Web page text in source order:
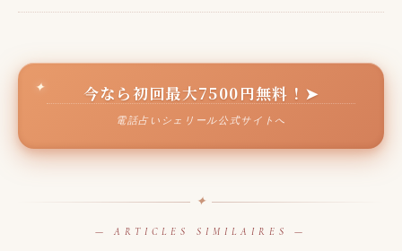
今なら初回最大7500円無料！➤
電話占いシェリール公式サイトへ
✦
— ARTICLES SIMILAIRES —